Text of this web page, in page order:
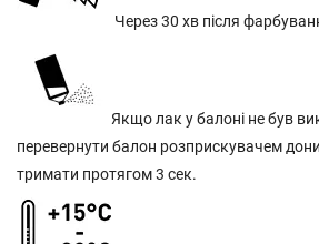
Через 30 хв після
Якщо лак у балоні не був
перевернути балон розприскувачем
тримати протягом 3 сек.